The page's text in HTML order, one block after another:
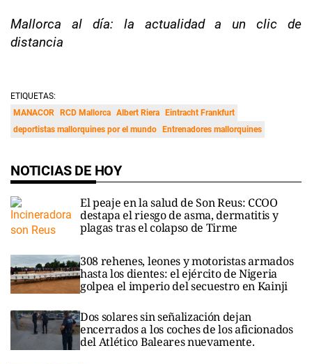
Mallorca al día: la actualidad a un clic de
distancia
ETIQUETAS:
MANACOR
RCD Mallorca Albert Riera
Eintracht Frankfurt
deportistas mallorquines por el mundo
Entrenadores mallorquines
NOTICIAS DE HOY
El peaje en la salud de Son Reus: CCOO
destapa el riesgo de asma, dermatitis y
plagas tras el colapso de Tirme
308 rehenes, leones y motoristas armados
hasta los dientes: el ejército de Nigeria
golpea el imperio del secuestro en Kainji
Dos solares sin señalización dejan
encerrados a los coches de los aficionados
del Atlético Baleares nuevamente.